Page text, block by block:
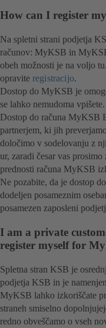
How can I register
Na spletni strani podjetja
računov: MyKSB in
obeh možnosti je na voljo
opravite registracijo.
Dostop do MyKSB je
se lahko nemudoma vpišete.
Dostop do računa MyKSB
partnerjem, ki jih
določimo v sodelovanju z
ur, zaradi česar vas
prednosti računa MyKSB
Ne pozabite, da je dostop
dodeljen posameznim
posamezen zaposleni
I am a private
register myself for
Spletna stran KSB je
podjetja KSB in je
MyKSB lahko izkoriščate
straneh smiselno
redno obveščamo o vseh